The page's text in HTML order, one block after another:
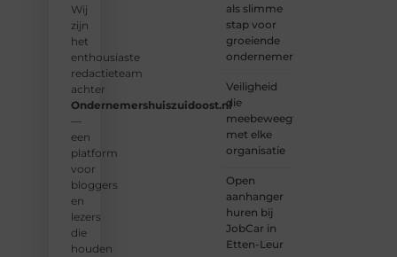
Wij
zijn
het
enthousiaste
redactieteam
achter
Ondernemershuiszuidoost.nl
—
een
platform
voor
bloggers
en
lezers
die
houden
als slimme
stap voor
groeiende
ondernemers
Veiligheid
die
meebeweegt
met elke
organisatie
Open
aanhanger
huren bij
JobCar in
Etten-Leur